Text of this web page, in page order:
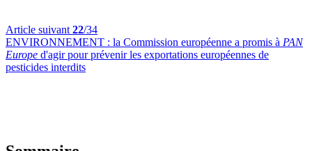
Article suivant 22/34
ENVIRONNEMENT : la Commission européenne a promis à PAN
Europe d'agir pour prévenir les exportations européennes de
pesticides interdits